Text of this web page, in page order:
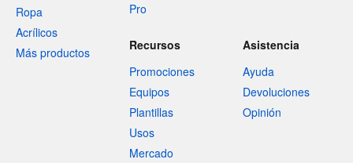
Ropa
Acrílicos
Más productos
Pro
Recursos
Promociones
Equipos
Plantillas
Usos
Mercado
Asistencia
Ayuda
Devoluciones
Opinión